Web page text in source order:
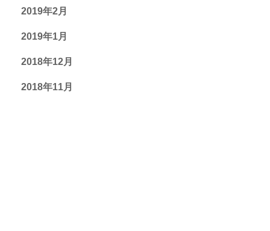
2019年2月
2019年1月
2018年12月
2018年11月